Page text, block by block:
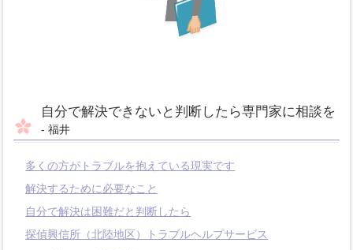
自分で解決できないと判断したら専門家に相談を
- 福井
多くの方がトラブルを抱えている現実です
解決するために必要なこと
自分で解決は困難だと判断したら
探偵興信所（北陸地区）トラブルヘルプサービス